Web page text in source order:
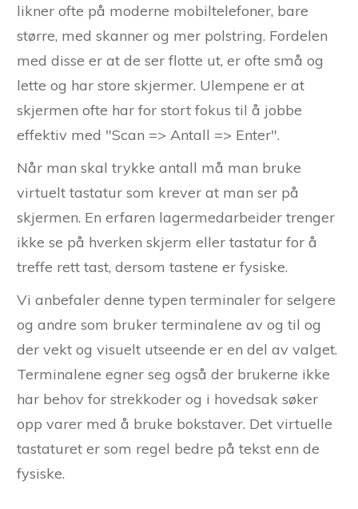
likner ofte på moderne mobiltelefoner, bare
større, med skanner og mer polstring. Fordelen
med disse er at de ser flotte ut, er ofte små og
lette og har store skjermer. Ulempene er at
skjermen ofte har for stort fokus til å jobbe
effektiv med "Scan => Antall => Enter".
Når man skal trykke antall må man bruke
virtuelt tastatur som krever at man ser på
skjermen. En erfaren lagermedarbeider trenger
ikke se på hverken skjerm eller tastatur for å
treffe rett tast, dersom tastene er fysiske.
Vi anbefaler denne typen terminaler for selgere
og andre som bruker terminalene av og til og
der vekt og visuelt utseende er en del av valget.
Terminalene egner seg også der brukerne ikke
har behov for strekkoder og i hovedsak søker
opp varer med å bruke bokstaver. Det virtuelle
tastaturet er som regel bedre på tekst enn de
fysiske.